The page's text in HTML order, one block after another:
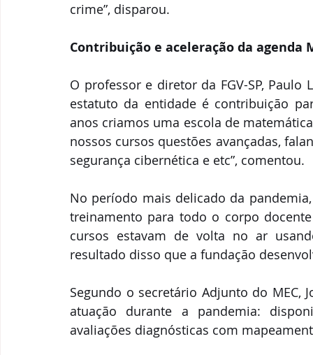
crime”, disparou.
Contribuição e aceleração da agenda
O professor e diretor da FGV-SP,
estatuto da entidade é contribuição
anos criamos uma escola de
nossos cursos questões avançadas,
segurança cibernética e etc”, comentou.
No período mais delicado da
treinamento para todo o corpo
cursos estavam de volta no ar
resultado disso que a fundação
Segundo o secretário Adjunto do MEC,
atuação durante a pandemia:
avaliações diagnósticas com